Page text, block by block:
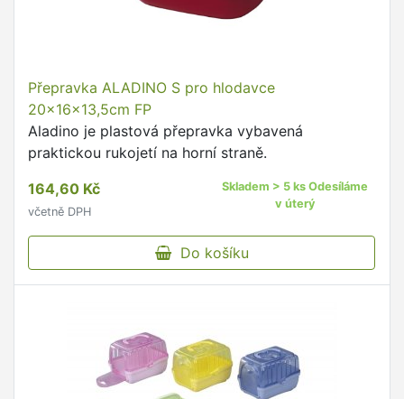
Přepravka ALADINO S pro hlodavce
20x16x13,5cm FP
Aladino je plastová přepravka vybavená
praktickou rukojetí na horní straně.
164,60 Kč
včetně DPH
Skladem > 5 ks Odesíláme
v úterý
Do košíku